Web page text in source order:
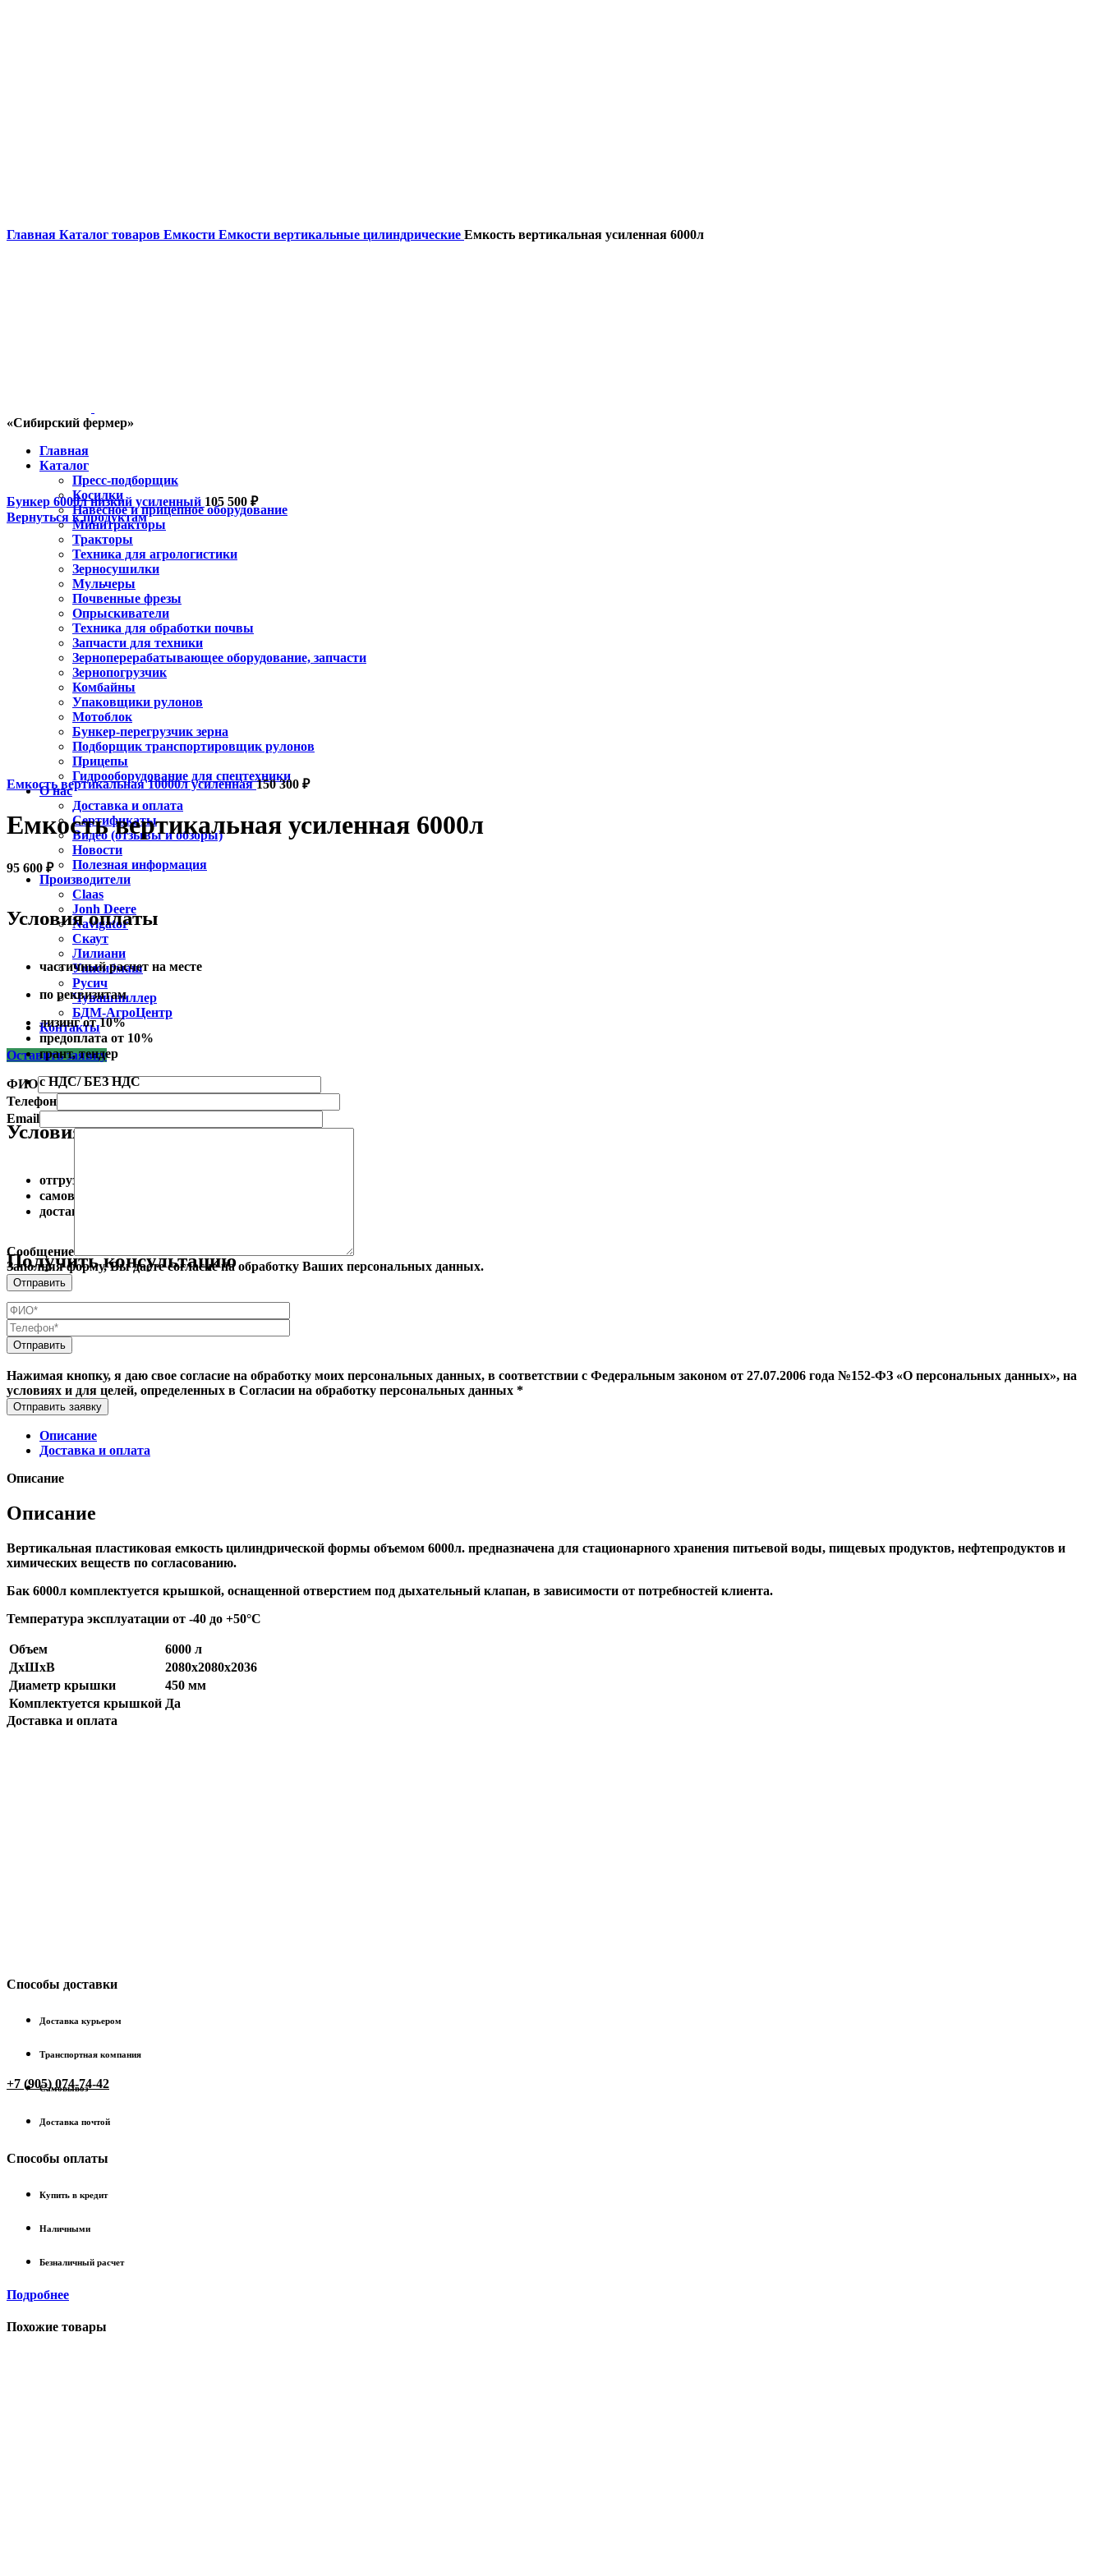
«Сибирский фермер»
Главная
Каталог
Пресс-подборщик
Косилки
Навесное и прицепное оборудование
Минитракторы
Тракторы
Техника для агрологистики
Зерносушилки
Мульчеры
Почвенные фрезы
Опрыскиватели
Техника для обработки почвы
Запчасти для техники
Зерноперерабатывающее оборудование, запчасти
Зернопогрузчик
Комбайны
Упаковщики рулонов
Мотоблок
Бункер-перегрузчик зерна
Подборщик транспортировщик рулонов
Прицепы
Гидрооборудование для спецтехники
О нас
Доставка и оплата
Сертификаты
Видео (отзывы и обзоры)
Новости
Полезная информация
Производители
Claas
Jonh Deere
Navigator
Скаут
Лилиани
Унисибмаш
Русич
Чувашпиллер
БДМ-АгроЦентр
Контакты
Оставить заявку
ФИО
Телефон
Email
Сообщение
Заполняя форму, Вы даете согласие на обработку Ваших персональных данных.
Поиск
Меню
+7 (905) 074-74-42
Главная Каталог товаров Емкости Емкости вертикальные цилиндрические Емкость вертикальная усиленная 6000л
Бункер 6000л низкий усиленный 105 500 ₽
Вернуться к продуктам
Емкость вертикальная 10000л усиленная150 300 ₽
Емкость вертикальная усиленная 6000л
95 600 ₽
Условия оплаты
частичный расчет на месте
по реквизитам
лизинг от 10%
предоплата от 10%
грант, тендер
с НДС/ БЕЗ НДС
Условия доставки
отгрузка с крупных городов России
самовывоз (с дилерского склада)
доставка до дома
Получить консультацию
Нажимая кнопку, я даю свое согласие на обработку моих персональных данных, в соответствии с Федеральным законом от 27.07.2006 года №152-ФЗ «О персональных данных», на
условиях и для целей, определенных в Согласии на обработку персональных данных *
Отправить заявку
Описание
Доставка и оплата
Описание
Описание
Вертикальная пластиковая емкость цилиндрической формы объемом 6000л. предназначена для стационарного хранения питьевой воды, пищевых продуктов, нефтепродуктов и
химических веществ по согласованию.
Бак 6000л комплектуется крышкой, оснащенной отверстием под дыхательный клапан, в зависимости от потребностей клиента.
Температура эксплуатации от -40 до +50°С
Объем
6000 л
ДхШхВ
2080х2080х2036
Диаметр крышки
450 мм
Комплектуется крышкой Да
Доставка и оплата
Способы доставки
Доставка курьером
Транспортная компания
Самовывоз
Доставка почтой
Способы оплаты
Купить в кредит
Наличными
Безналичный расчет
Подробнее
Похожие товары